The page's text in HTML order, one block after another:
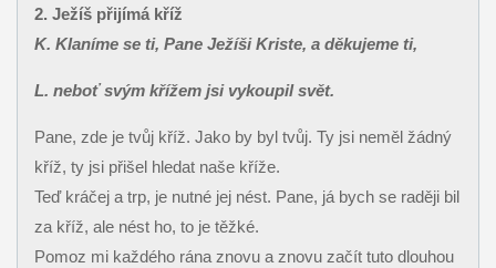
2. Ježíš přijímá kříž
K. Klaníme se ti, Pane Ježíši Kriste, a děkujeme ti,
L. neboť svým křížem jsi vykoupil svět.
Pane, zde je tvůj kříž. Jako by byl tvůj. Ty jsi neměl žádný
kříž, ty jsi přišel hledat naše kříže.
Teď kráčej a trp, je nutné jej nést. Pane, já bych se raději bil
za kříž, ale nést ho, to je těžké.
Pomoz mi každého rána znovu a znovu začít tuto dlouhou